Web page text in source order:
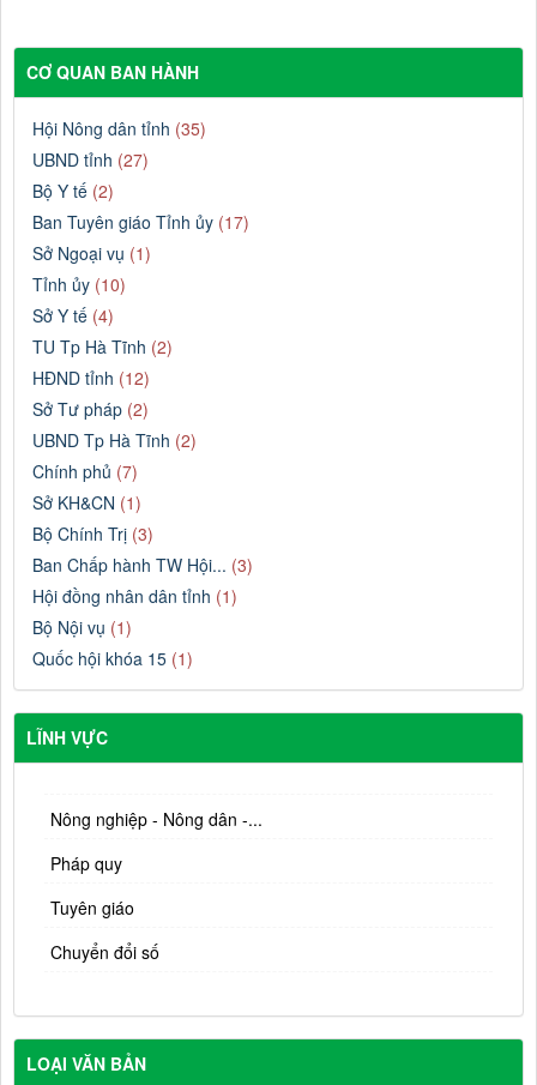
CƠ QUAN BAN HÀNH
Hội Nông dân tỉnh (35)
UBND tỉnh (27)
Bộ Y tế (2)
Ban Tuyên giáo Tỉnh ủy (17)
Sở Ngoại vụ (1)
Tỉnh ủy (10)
Sở Y tế (4)
TU Tp Hà Tĩnh (2)
HĐND tỉnh (12)
Sở Tư pháp (2)
UBND Tp Hà Tĩnh (2)
Chính phủ (7)
Sở KH&CN (1)
Bộ Chính Trị (3)
Ban Chấp hành TW Hội... (3)
Hội đồng nhân dân tỉnh (1)
Bộ Nội vụ (1)
Quốc hội khóa 15 (1)
LĨNH VỰC
Nông nghiệp - Nông dân -...
Pháp quy
Tuyên giáo
Chuyển đổi số
LOẠI VĂN BẢN